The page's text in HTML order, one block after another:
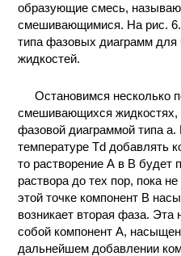
ПРАКТИЧЕСКОЙ
ХИМИИ
ТЕХНОЛОГИЯ
КОНТАКТЫ
образующие смесь,
смешивающимися. На рис.
типа фазовых диаграмм
жидкостей.
Остановимся несколько
смешивающихся жидкостях,
фазовой диаграммой типа а.
температуре Td добавлять
то растворение А в В будет
раствора до тех пор, пока
этой точке компонент В
возникает вторая фаза. Эта
собой компонент А,
дальнейшем добавлении